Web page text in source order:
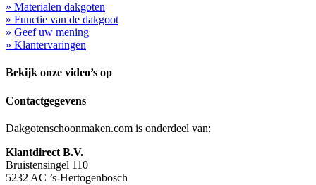
» Materialen dakgoten
» Functie van de dakgoot
» Geef uw mening
» Klantervaringen
Bekijk onze video’s op
Contactgegevens
Dakgotenschoonmaken.com is onderdeel van:
Klantdirect B.V.
Bruistensingel 110
5232 AC ’s-Hertogenbosch